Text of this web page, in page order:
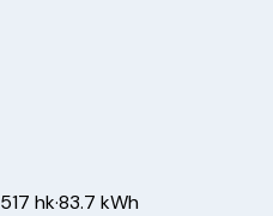
517 hk·83.7 kWh